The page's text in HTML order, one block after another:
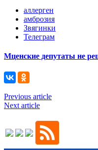
аллерген
амброзия
Звягинки
Телеграм
Мценские депутаты не
Previous article
Next article